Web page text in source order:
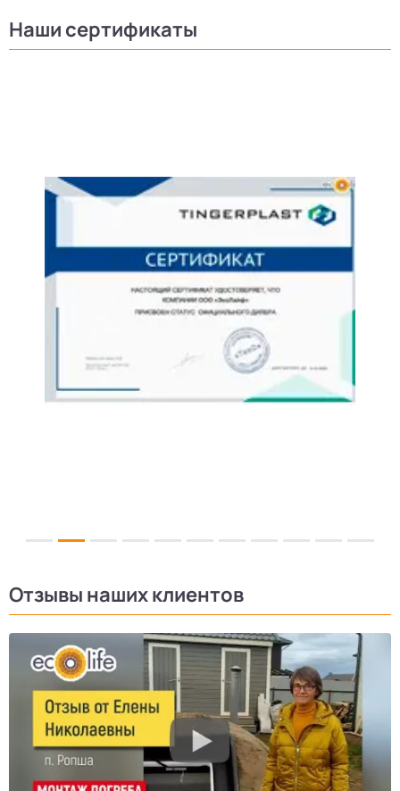
Наши сертификаты
Отзывы наших клиентов